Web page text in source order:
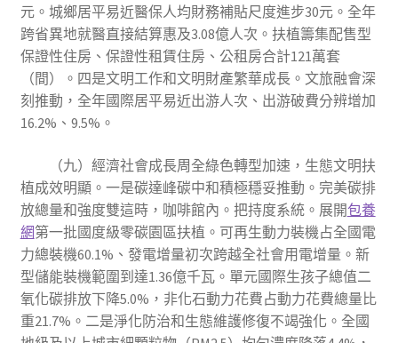
元。城鄉居平易近醫保人均財務補貼尺度進步30元。全年
跨省異地就醫直接結算惠及3.08億人次。扶植籌集配售型
保證性住房、保證性租賃住房、公租房合計121萬套
（間）。四是文明工作和文明財產繁華成長。文旅融會深
刻推動，全年國際居平易近出游人次、出游破費分辨增加
16.2%、9.5%。
（九）經濟社會成長周全綠色轉型加速，生態文明扶
植成效明顯。一是碳達峰碳中和積極穩妥推動。完美碳排
放總量和強度雙這時，咖啡館內。把持度系統。展開包養
網第一批國度級零碳園區扶植。可再生動力裝機占全國電
力總裝機60.1%、發電增量初次跨越全社會用電增量。新
型儲能裝機範圍到達1.36億千瓦。單元國際生孩子總值二
氧化碳排放下降5.0%，非化石動力花費占動力花費總量比
重21.7%。二是淨化防治和生態維護修復不竭強化。全國